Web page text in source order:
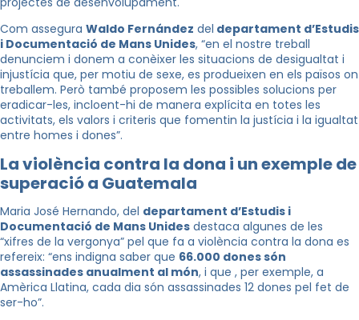
Com assegura Waldo Fernández del departament d’Estudis
i Documentació de Mans Unides, “en el nostre treball
denunciem i donem a conèixer les situacions de desigualtat i
injustícia que, per motiu de sexe, es produeixen en els països on
treballem. Però també proposem les possibles solucions per
eradicar-les, incloent-hi de manera explícita en totes les
activitats, els valors i criteris que fomentin la justícia i la igualtat
entre homes i dones”.
La violència contra la dona i un exemple de
superació a Guatemala
Maria José Hernando, del departament d’Estudis i
Documentació de Mans Unides destaca algunes de les
“xifres de la vergonya” pel que fa a violència contra la dona es
refereix: “ens indigna saber que 66.000 dones són
assassinades anualment al món, i que , per exemple, a
Amèrica Llatina, cada dia són assassinades 12 dones pel fet de
ser-ho”.